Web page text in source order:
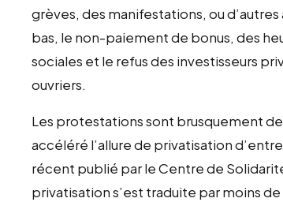
grèves, des manifestations, ou
bas, le non-paiement de bonus, des
sociales et le refus des investisseurs
ouvriers.
Les protestations sont brusquement
accéléré l’allure de privatisation
récent publié par le Centre de
privatisation s’est traduite par moins